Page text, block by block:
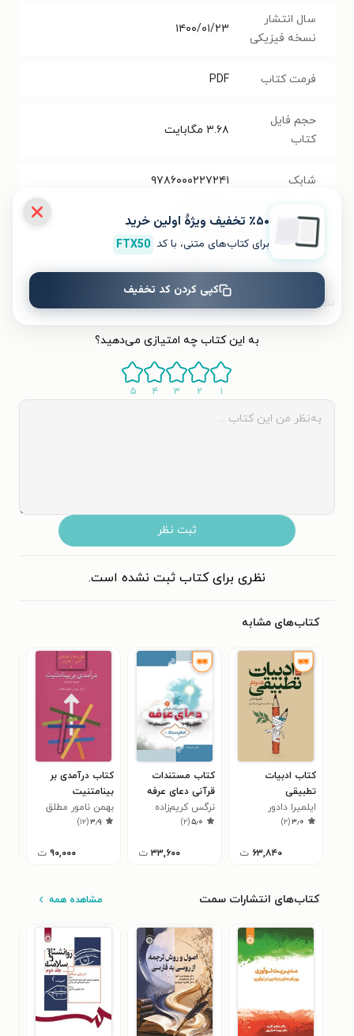
سال انتشار
نسخه فیزیکی
۱۴۰۰/۰۱/۲۳
فرمت کتاب PDF
حجم فایل
کتاب
۳.۶۸ مگابایت
شابک ۹۷۸۶۰۰۰۲۲۷۲۴۱
تعداد صفحه‌ها ۱۷۲ صفحه
قیمت کتاب
نظر شما دربارهٔ این کتاب
به این کتاب چه امتیازی می‌دهید؟
۱ ۲ ۳ ۴ ۵
ثبت نظر
نظری برای کتاب ثبت نشده است.
کتاب‌های مشابه
کتاب ادبیات
تطبیقی
ایلمیرا دادور
۳٫۰(۲)
۶۳,۸۴۰ ت
کتاب مستندات
قرآنی دعای عرفه
امام سجاد(ع)؛ جلد
دوم
نرگس کریم‌زاده
۵٫۰(۲)
۳۳,۶۰۰ ت
کتاب درآمدی بر
بینامتنیت
بهمن نامور مطلق
۳٫۹(۱۲)
۹۰,۰۰۰ ت
کتاب‌های انتشارات سمت مشاهده همه
٪۵۰ تخفیف ویژۀ اولین خرید
برای کتاب‌های متنی، با کد FTX50
کپی کردن کد تخفیف